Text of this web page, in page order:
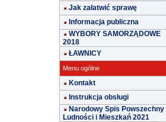
Jak załatwić sprawę
Informacja publiczna
WYBORY SAMORZĄDOWE
2018
ŁAWNICY
Menu ogólne
Kontakt
Instrukcja obsługi
Narodowy Spis Powszechny
Ludności i Mieszkań 2021